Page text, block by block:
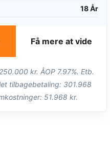
18 År
Få mere at vide
kr. ÅOP 7.97%. Etb.
tilbagebetaling: 301.968
51.968 kr.